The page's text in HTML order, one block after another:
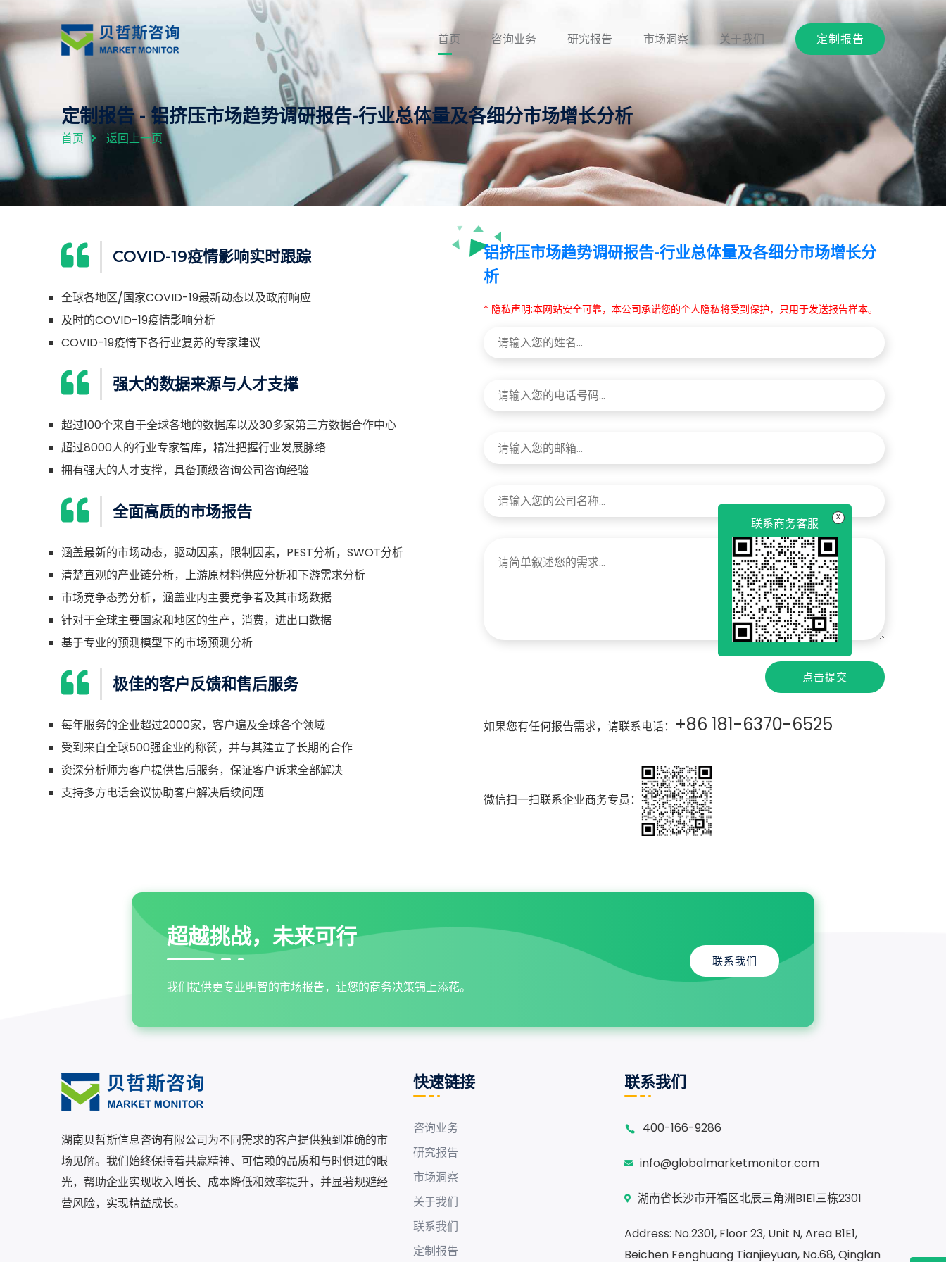
首页 咨询业务 研究报告 市场洞察 关于我们 定制报告
定制报告 - 铝挤压市场趋势调研报告-行业总体量及各细分市场增长分析
首页 返回上一页
COVID-19疫情影响实时跟踪
全球各地区/国家COVID-19最新动态以及政府响应
及时的COVID-19疫情影响分析
COVID-19疫情下各行业复苏的专家建议
强大的数据来源与人才支撑
超过100个来自于全球各地的数据库以及30多家第三方数据合作中心
超过8000人的行业专家智库，精准把握行业发展脉络
拥有强大的人才支撑，具备顶级咨询公司咨询经验
全面高质的市场报告
涵盖最新的市场动态，驱动因素，限制因素，PEST分析，SWOT分析
清楚直观的产业链分析，上游原材料供应分析和下游需求分析
市场竞争态势分析，涵盖业内主要竞争者及其市场数据
针对于全球主要国家和地区的生产，消费，进出口数据
基于专业的预测模型下的市场预测分析
极佳的客户反馈和售后服务
每年服务的企业超过2000家，客户遍及全球各个领域
受到来自全球500强企业的称赞，并与其建立了长期的合作
资深分析师为客户提供售后服务，保证客户诉求全部解决
支持多方电话会议协助客户解决后续问题
铝挤压市场趋势调研报告-行业总体量及各细分市场增长分
析
* 隐私声明:本网站安全可靠，本公司承诺您的个人隐私将受到保护，只用于发送报告样本。
点击提交
如果您有任何报告需求，请联系电话： +86 181-6370-6525
微信扫一扫联系企业商务专员：
超越挑战，未来可行
我们提供更专业明智的市场报告，让您的商务决策锦上添花。
联系我们
湖南贝哲斯信息咨询有限公司为不同需求的客户提供独到准确的市
场见解。我们始终保持着共赢精神、可信赖的品质和与时俱进的眼
光，帮助企业实现收入增长、成本降低和效率提升，并显著规避经
营风险，实现精益成长。
快速链接
咨询业务
研究报告
市场洞察
关于我们
联系我们
定制报告
联系我们
400-166-9286
info@globalmarketmonitor.com
湖南省长沙市开福区北辰三角洲B1E1三栋2301
Address: No.2301, Floor 23, Unit N, Area B1E1,
Beichen Fenghuang Tianjieyuan, No.68, Qinglan
x
联系商务客服